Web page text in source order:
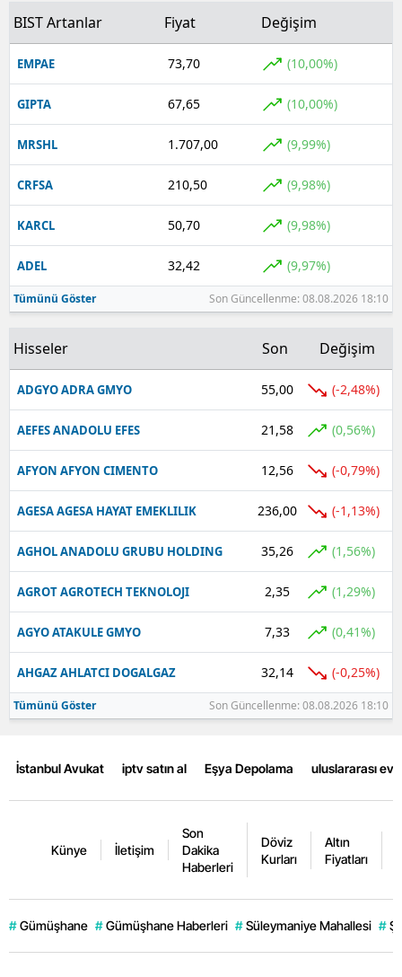
Batman
Iğdır
Yalova
Karabük
Kilis
Osmaniye
BIST Artanlar Fiyat Değişim
EMPAE 73,70 (10,00%)
GIPTA 67,65 (10,00%)
MRSHL 1.707,00 (9,99%)
CRFSA 210,50 (9,98%)
KARCL 50,70 (9,98%)
ADEL 32,42 (9,97%)
Tümünü Göster Son Güncellenme: 08.08.2026 18:10
Hisseler Son Değişim
ADGYO ADRA GMYO 55,00 (-2,48%)
AEFES ANADOLU EFES 21,58 (0,56%)
AFYON AFYON CIMENTO 12,56 (-0,79%)
AGESA AGESA HAYAT EMEKLILIK 236,00 (-1,13%)
AGHOL ANADOLU GRUBU HOLDING 35,26 (1,56%)
AGROT AGROTECH TEKNOLOJI 2,35 (1,29%)
AGYO ATAKULE GMYO 7,33 (0,41%)
AHGAZ AHLATCI DOGALGAZ 32,14 (-0,25%)
Tümünü Göster Son Güncellenme: 08.08.2026 18:10
İstanbul Avukat iptv satın al Eşya Depolama uluslararası
Künye İletişim
Son
Dakika
Haberleri
Döviz
Kurları
Altın
Fiyatları
# Gümüşhane # Gümüşhane Haberleri # Süleymaniye Mahallesi #